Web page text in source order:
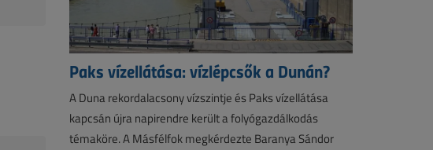
Paks vízellátása: vízlépcsők a Dunán?
A Duna rekordalacsony vízszintje és Paks vízellátása
kapcsán újra napirendre került a folyógazdálkodás
témaköre. A Másfélfok megkérdezte Baranya Sándor